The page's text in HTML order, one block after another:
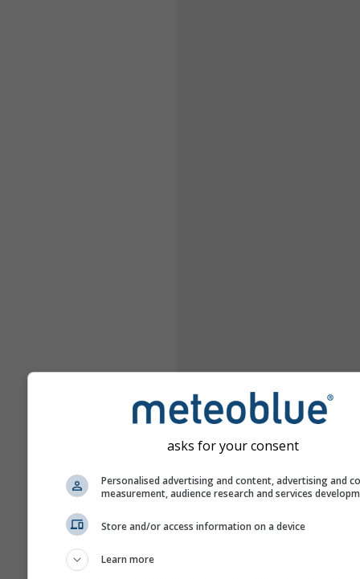
asks for your consent
Personalised advertising and content, advertising and
measurement, audience research and services
Store and/or access information on a device
Learn more